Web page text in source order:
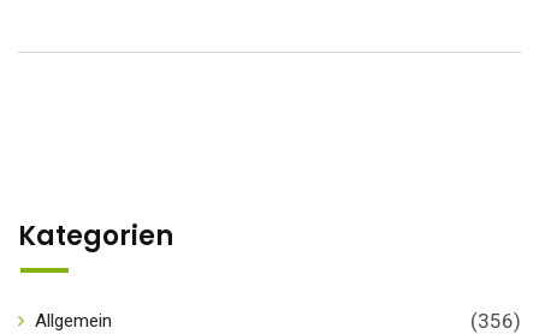
Kategorien
Allgemein (356)